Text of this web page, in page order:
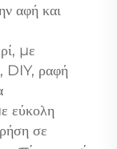
αφή και
με
DIY, ραφή
εύκολη
σε